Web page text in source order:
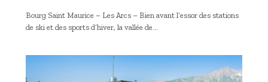
Bourg Saint Maurice – Les Arcs – Bien avant l’essor des stations
de ski et des sports d’hiver, la vallée de…